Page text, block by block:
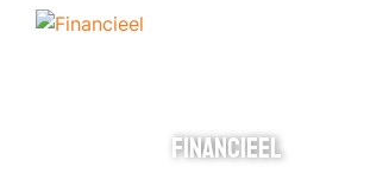
FINANCIEEL